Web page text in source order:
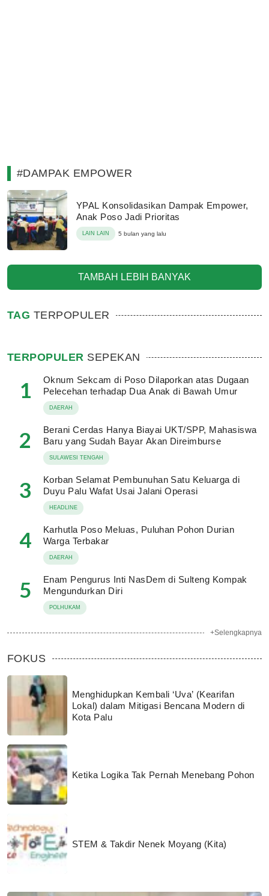
#DAMPAK EMPOWER
YPAL Konsolidasikan Dampak Empower,
Anak Poso Jadi Prioritas
LAIN LAIN 5 bulan yang lalu
TAMBAH LEBIH BANYAK
TAG TERPOPULER
TERPOPULER SEPEKAN
1
Oknum Sekcam di Poso Dilaporkan atas Dugaan
Pelecehan terhadap Dua Anak di Bawah Umur
DAERAH
2
Berani Cerdas Hanya Biayai UKT/SPP, Mahasiswa
Baru yang Sudah Bayar Akan Direimburse
SULAWESI TENGAH
3
Korban Selamat Pembunuhan Satu Keluarga di
Duyu Palu Wafat Usai Jalani Operasi
HEADLINE
4
Karhutla Poso Meluas, Puluhan Pohon Durian
Warga Terbakar
DAERAH
5
Enam Pengurus Inti NasDem di Sulteng Kompak
Mengundurkan Diri
POLHUKAM
+Selengkapnya
FOKUS
Menghidupkan Kembali ‘Uva’ (Kearifan
Lokal) dalam Mitigasi Bencana Modern di
Kota Palu
Ketika Logika Tak Pernah Menebang Pohon
STEM & Takdir Nenek Moyang (Kita)